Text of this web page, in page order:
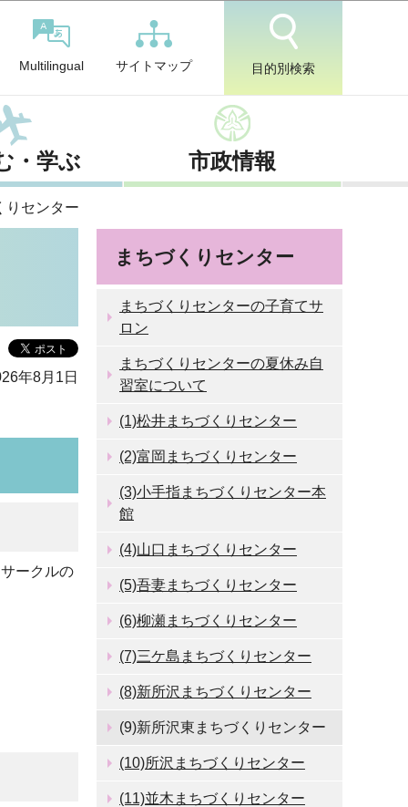
Multilingual サイトマップ 目的別検索
・学ぶ 市政情報
りセンター
年8月1日
ークルの
まちづくりセンター
まちづくりセンターの子育てサ
ロン
まちづくりセンターの夏休み自
習室について
(1)松井まちづくりセンター
(2)富岡まちづくりセンター
(3)小手指まちづくりセンター本
館
(4)山口まちづくりセンター
(5)吾妻まちづくりセンター
(6)柳瀬まちづくりセンター
(7)三ケ島まちづくりセンター
(8)新所沢まちづくりセンター
(9)新所沢東まちづくりセンター
(10)所沢まちづくりセンター
(11)並木まちづくりセンター